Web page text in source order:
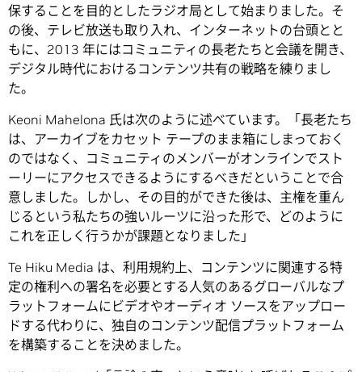
保することを目的としたラジオ局として始まりました。そ
の後、テレビ放送も取り入れ、インターネットの台頭とと
もに、2013 年にはコミュニティの長老たちと会議を開き、
デジタル時代におけるコンテンツ共有の戦略を練りまし
た。
Keoni Mahelona 氏は次のように述べています。「長老たち
は、アーカイブをカセット テープのまま箱にしまっておく
のではなく、コミュニティのメンバーがオンラインでスト
ーリーにアクセスできるようにするべきだということで合
意しました。しかし、その目的ができた後は、主権を重ん
じるという私たちの強いルーツに沿った形で、どのように
これを正しく行うかが課題となりました」
Te Hiku Media は、利用規約上、コンテンツに関連する特
定の権利への署名を必要とする人気のあるグローバルなプ
ラットフォームにビデオやオーディオ ソースをアップロー
ドする代わりに、独自のコンテンツ配信プラットフォーム
を構築することを決めました。